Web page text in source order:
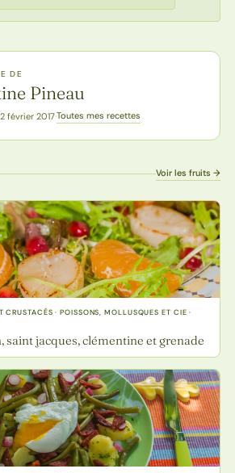
DE
Pineau
février 2017·Toutes mes recettes
Voir les fruits →
CRUSTACÉS · POISSONS, MOLLUSQUES ET CIE ·
saint jacques, clémentine et grenade